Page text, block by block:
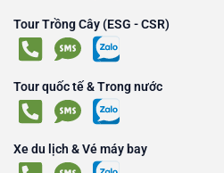
Tour Trồng Cây (ESG - CSR)
Tour quốc tế & Trong nước
Xe du lịch & Vé máy bay